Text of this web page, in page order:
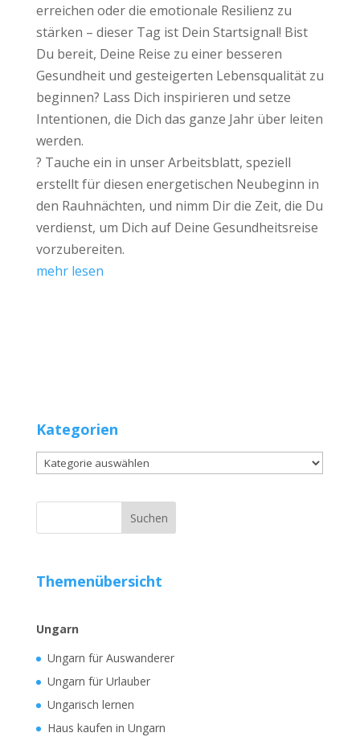
erreichen oder die emotionale Resilienz zu
stärken – dieser Tag ist Dein Startsignal! Bist
Du bereit, Deine Reise zu einer besseren
Gesundheit und gesteigerten Lebensqualität zu
beginnen? Lass Dich inspirieren und setze
Intentionen, die Dich das ganze Jahr über leiten
werden.
? Tauche ein in unser Arbeitsblatt, speziell
erstellt für diesen energetischen Neubeginn in
den Rauhnächten, und nimm Dir die Zeit, die Du
verdienst, um Dich auf Deine Gesundheitsreise
vorzubereiten.
mehr lesen
Kategorien
Kategorien
Themenübersicht
Ungarn
Ungarn für Auswanderer
Ungarn für Urlauber
Ungarisch lernen
Haus kaufen in Ungarn